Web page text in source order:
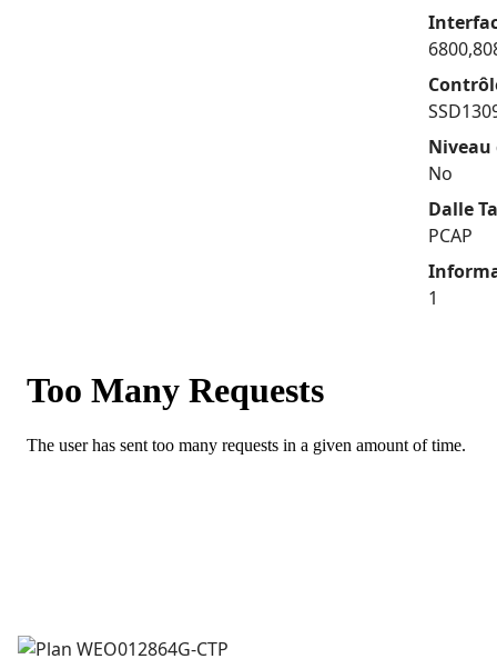
Niveau
No
Dalle
PCAP
1